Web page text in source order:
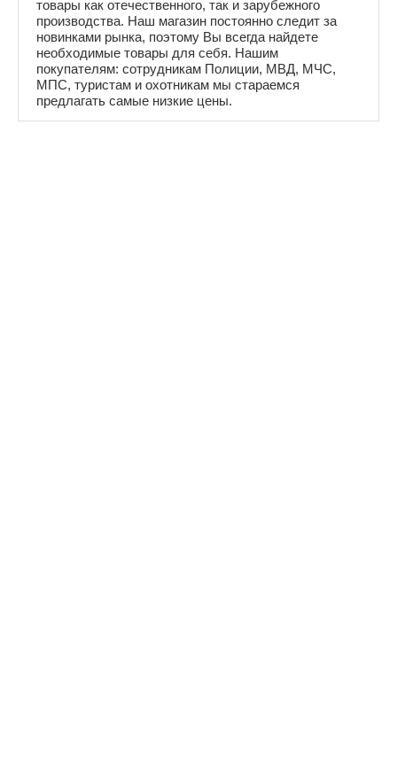
товары как отечественного, так и зарубежного
производства. Наш магазин постоянно следит за
новинками рынка, поэтому Вы всегда найдете
необходимые товары для себя. Нашим
покупателям: сотрудникам Полиции, МВД, МЧС,
МПС, туристам и охотникам мы стараемся
предлагать самые низкие цены.